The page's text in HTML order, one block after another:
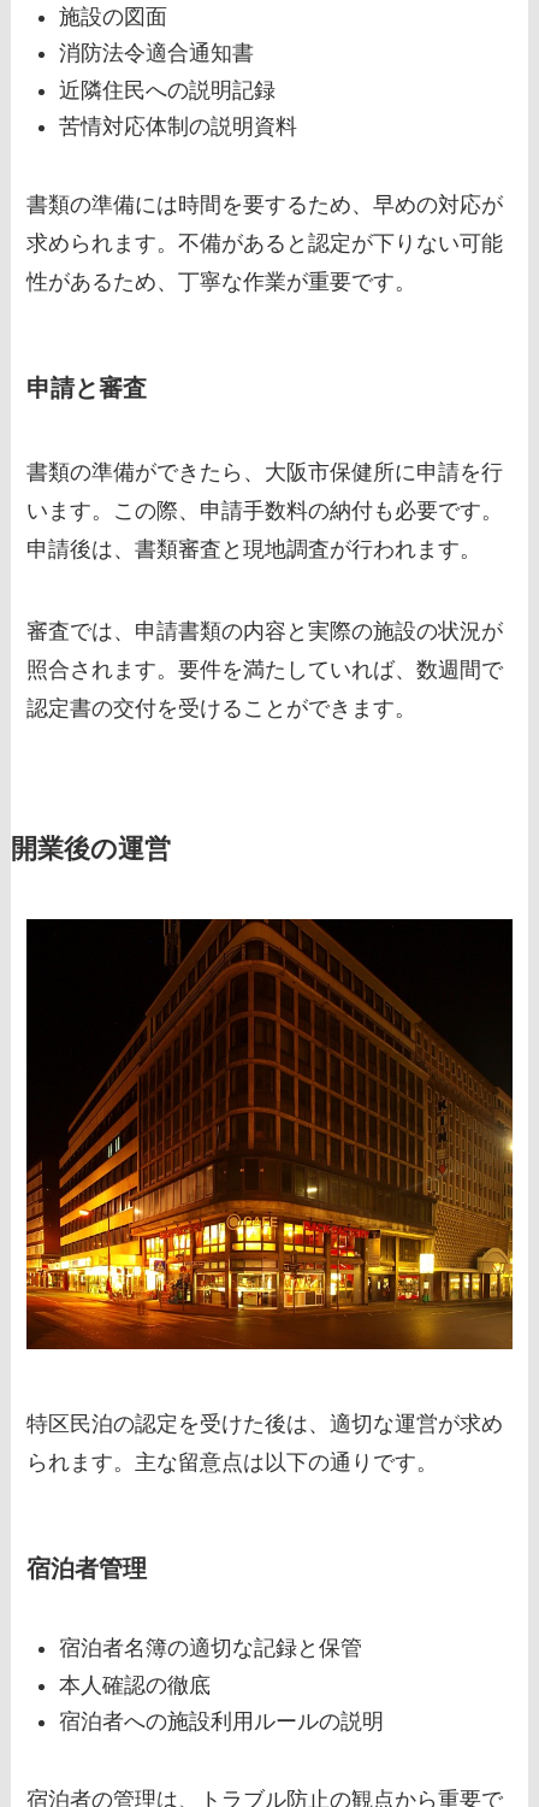
施設の図面
消防法令適合通知書
近隣住民への説明記録
苦情対応体制の説明資料
書類の準備には時間を要するため、早めの対応が
求められます。不備があると認定が下りない可能
性があるため、丁寧な作業が重要です。
申請と審査
書類の準備ができたら、大阪市保健所に申請を行
います。この際、申請手数料の納付も必要です。
申請後は、書類審査と現地調査が行われます。
審査では、申請書類の内容と実際の施設の状況が
照合されます。要件を満たしていれば、数週間で
認定書の交付を受けることができます。
開業後の運営
特区民泊の認定を受けた後は、適切な運営が求め
られます。主な留意点は以下の通りです。
宿泊者管理
宿泊者名簿の適切な記録と保管
本人確認の徹底
宿泊者への施設利用ルールの説明
宿泊者の管理は、トラブル防止の観点から重要で